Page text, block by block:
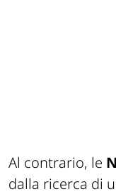
Al contrario, le
dalla ricerca di